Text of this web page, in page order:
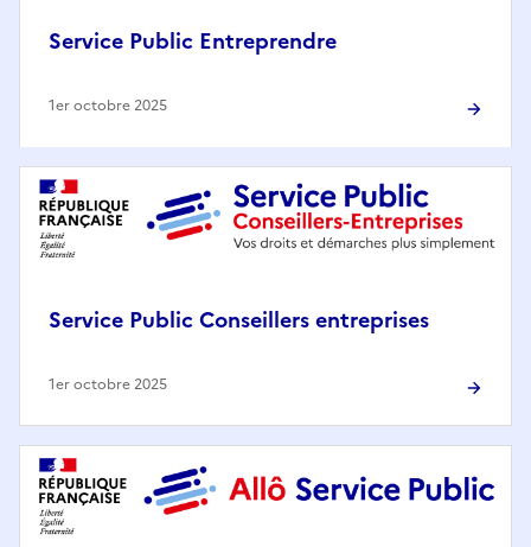
Service Public Entreprendre
1er octobre 2025
Service Public Conseillers entreprises
1er octobre 2025